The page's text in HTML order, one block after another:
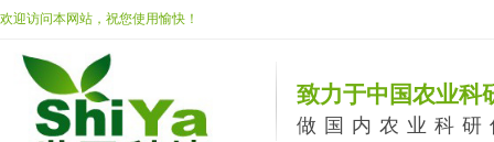
欢迎访问本网站，祝您使用愉快！
致力于中国农业科
做国内农业科